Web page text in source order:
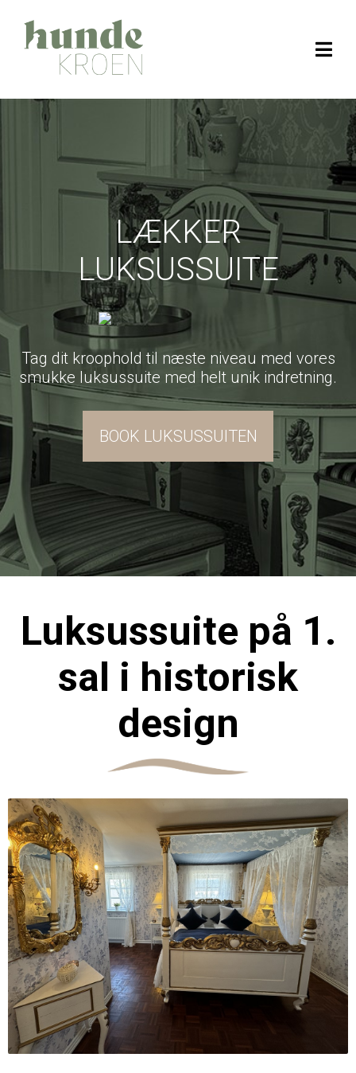
LÆKKER
LUKSUSSUITE
Tag dit kroophold til næste niveau med vores
smukke luksussuite med helt unik indretning.
BOOK LUKSUSSUITEN
Luksussuite på 1.
sal i historisk
design